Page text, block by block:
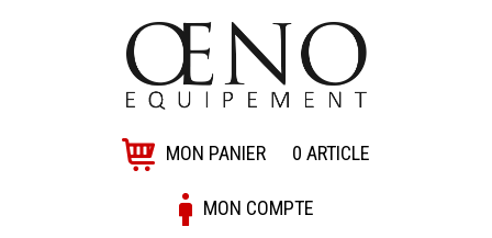
MON PANIER 0 ARTICLE
MON COMPTE